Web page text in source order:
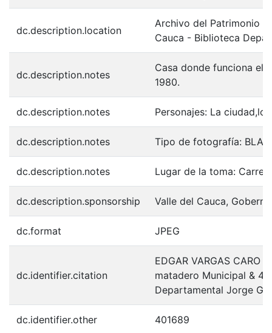
dc.description.location
Archivo del Patrimonio
Cauca - Biblioteca
dc.description.notes
Casa donde funciona el
1980.
dc.description.notes Personajes: La
dc.description.notes Tipo de fotografía:
dc.description.notes Lugar de la toma:
dc.description.sponsorship Valle del Cauca,
dc.format JPEG
dc.identifier.citation
EDGAR VARGAS CARO
matadero Municipal &
Departamental Jorge
dc.identifier.other 401689